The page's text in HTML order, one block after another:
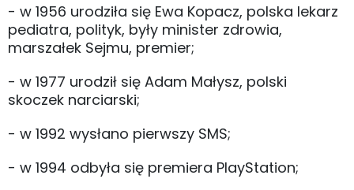
- w 1956 urodziła się Ewa Kopacz, polska lekarz
pediatra, polityk, były minister zdrowia,
marszałek Sejmu, premier;
- w 1977 urodził się Adam Małysz, polski
skoczek narciarski;
- w 1992 wysłano pierwszy SMS;
- w 1994 odbyła się premiera PlayStation;